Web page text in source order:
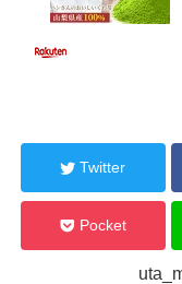
Twitter
Pocket